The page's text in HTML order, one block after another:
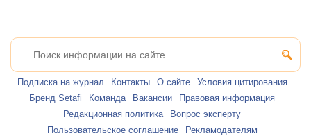
Подписка на журнал Контакты О сайте
Условия цитирования
Бренд Setafi
Команда Вакансии
Правовая информация
Редакционная политика
Вопрос эксперту
Пользовательское соглашение
Рекламодателям